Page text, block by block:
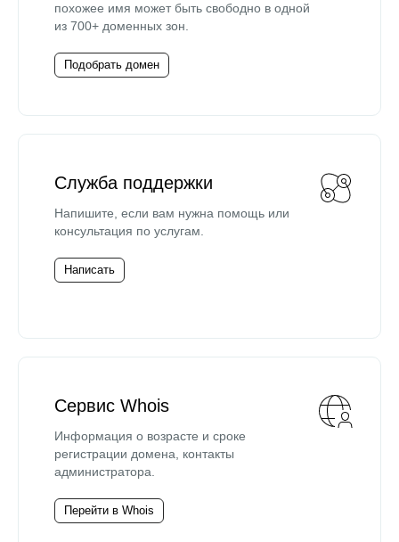
похожее имя может быть свободно в одной
из 700+ доменных зон.
Подобрать домен
Служба поддержки
Напишите, если вам нужна помощь или
консультация по услугам.
Написать
Сервис Whois
Информация о возрасте и сроке
регистрации домена, контакты
администратора.
Перейти в Whois